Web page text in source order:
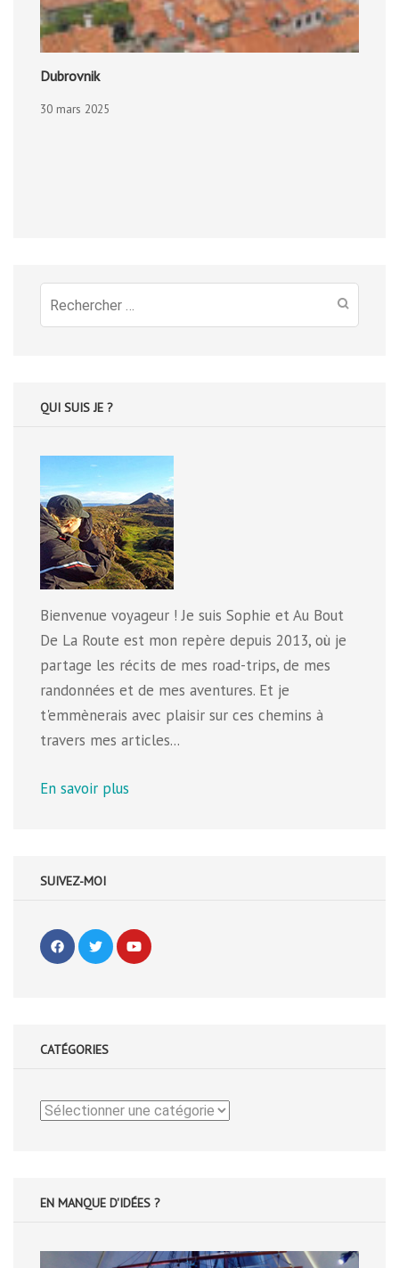
Dubrovnik
30 mars 2025
Recherche
pour
QUI SUIS JE ?
Bienvenue voyageur ! Je suis Sophie et Au Bout
De La Route est mon repère depuis 2013, où je
partage les récits de mes road-trips, de mes
randonnées et de mes aventures. Et je
t'emmènerais avec plaisir sur ces chemins à
travers mes articles...
En savoir plus
SUIVEZ-MOI
CATÉGORIES
Catégories
EN MANQUE D'IDÉES ?